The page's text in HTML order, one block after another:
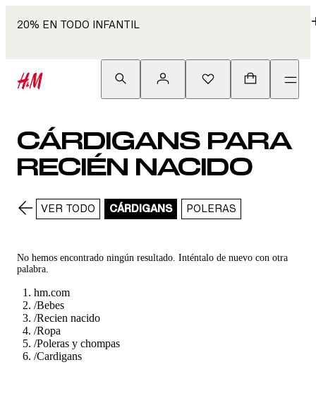
20% EN TODO INFANTIL
CÁRDIGANS PARA
RECIÉN NACIDO
VER TODO CÁRDIGANS POLERAS
No hemos encontrado ningún resultado. Inténtalo de nuevo con otra
palabra.
hm.com
/Bebes
/Recien nacido
/Ropa
/Poleras y chompas
/Cardigans